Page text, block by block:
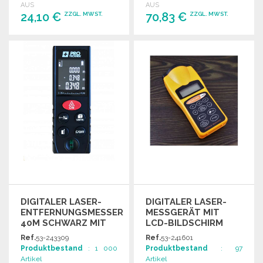
praktischer
Handgelenkschlaufe.
AUS
24,10 € ZZGL. MWST.
Angebot anfordern
AUS
70,83 € ZZGL. MWST.
Angebot anfordern
DIGITALER LASER-
ENTFERNUNGSMESSER
40M SCHWARZ MIT
WASSERWAAGE
Ref.53-243309
Produktbestand : 1 000
Artikel
DIGITALER LASER-
MESSGERÄT MIT
LCD-BILDSCHIRM
Ref.53-241601
Produktbestand : 97
Artikel